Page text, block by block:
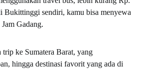
Bukittinggi sendiri, kamu bisa menyewa
Gadang.
trip ke Sumatera Barat, yang
hingga destinasi favorit yang ada di